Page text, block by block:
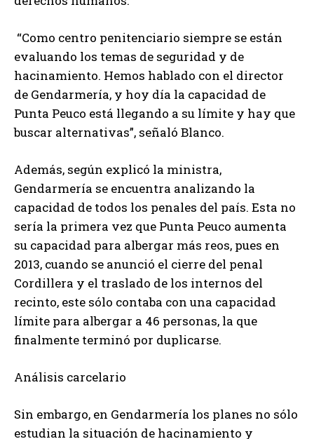
“Como centro penitenciario siempre se están
evaluando los temas de seguridad y de
hacinamiento. Hemos hablado con el director
de Gendarmería, y hoy día la capacidad de
Punta Peuco está llegando a su límite y hay que
buscar alternativas”, señaló Blanco.
Además, según explicó la ministra,
Gendarmería se encuentra analizando la
capacidad de todos los penales del país. Esta no
sería la primera vez que Punta Peuco aumenta
su capacidad para albergar más reos, pues en
2013, cuando se anunció el cierre del penal
Cordillera y el traslado de los internos del
recinto, este sólo contaba con una capacidad
límite para albergar a 46 personas, la que
finalmente terminó por duplicarse.
Análisis carcelario
Sin embargo, en Gendarmería los planes no sólo
estudian la situación de hacinamiento y